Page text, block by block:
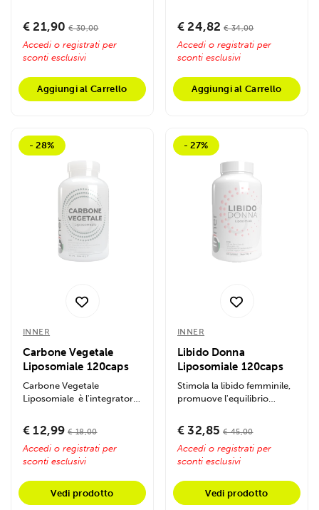
€ 21,90 € 30,00
Accedi o registrati per
sconti esclusivi
Aggiungi al Carrello
protezione...
€ 24,82 € 34,00
Accedi o registrati per
sconti esclusivi
Aggiungi al Carrello
- 28%
INNER
Carbone Vegetale
Liposomiale 120caps
Carbone Vegetale
Liposomiale è l'integratore
€ 12,99 € 18,00
Accedi o registrati per
sconti esclusivi
Vedi prodotto
- 27%
INNER
Libido Donna
Liposomiale 120caps
Stimola la libido femminile,
promuove l'equilibrio
intimo...
€ 32,85 € 45,00
Accedi o registrati per
sconti esclusivi
Vedi prodotto